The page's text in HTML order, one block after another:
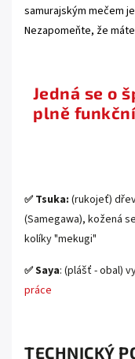
samurajským mečem
Nezapomeňte, že
Jedná se o
plně
✅ Tsuka: (rukojeť)
(Samegawa), kožená
kolíky "mekugi"
✅Saya: (plášť - obal)
práce
TECHNICKÝ